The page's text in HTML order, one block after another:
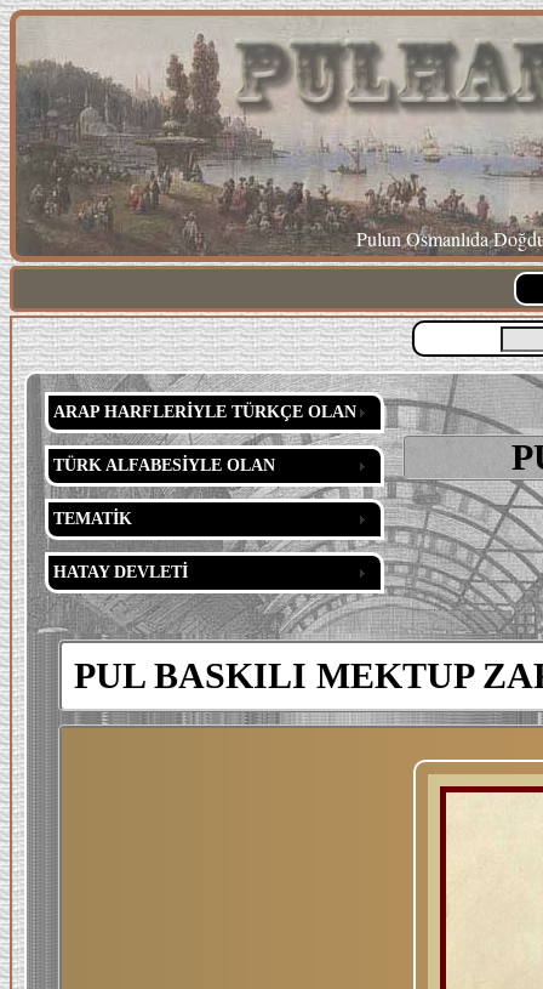
Pulun Osmanlıda
ARAP HARFLERİYLE TÜRKÇE OLAN
TÜRK ALFABESİYLE OLAN
TEMATİK
HATAY DEVLETİ
PUL BASKILI MEKTUP